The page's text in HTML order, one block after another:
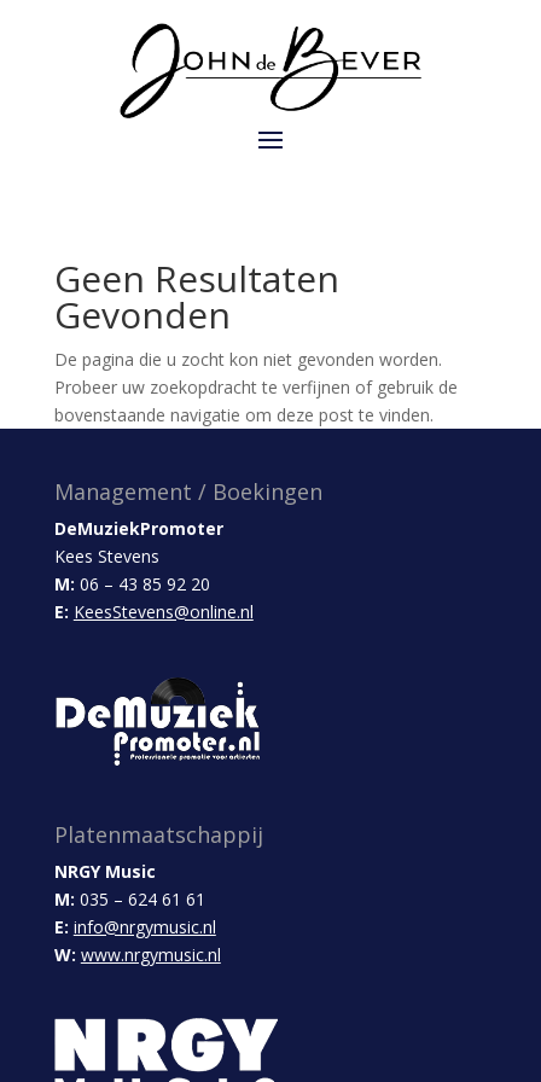
Geen Resultaten
Gevonden
De pagina die u zocht kon niet gevonden worden.
Probeer uw zoekopdracht te verfijnen of gebruik de
bovenstaande navigatie om deze post te vinden.
Management / Boekingen
DeMuziekPromoter
Kees Stevens
M: 06 – 43 85 92 20
E: KeesStevens@online.nl
Platenmaatschappij
NRGY Music
M: 035 – 624 61 61
E: info@nrgymusic.nl
W: www.nrgymusic.nl